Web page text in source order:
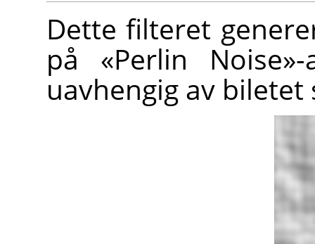
Dette filteret
på «Perlin
uavhengig av